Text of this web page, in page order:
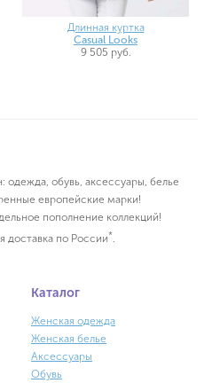
Длинная куртка
Casual Looks
9 505 руб.
обувь, аксессуары, белье
европейские марки!
пополнение коллекций!
доставка по России*.
Каталог
Женская одежда
Женская белье
Аксессуары
Обувь